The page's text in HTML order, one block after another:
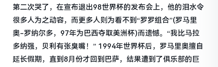
第二次哭了，在宣布退出98世界杯的发布会上，他的泪水令
很多人为之动容，而更多人则为看不到“罗罗组合”(罗马里
奥-罗纳尔多，97年为巴西夺取美洲杯)而遗憾。“我比马拉
多纳强，贝利有张臭嘴！” 1994年世界杯后，罗马里奥擅自
延长假期，直到8月份才回到巴萨，结果遭到了俱乐部的巨